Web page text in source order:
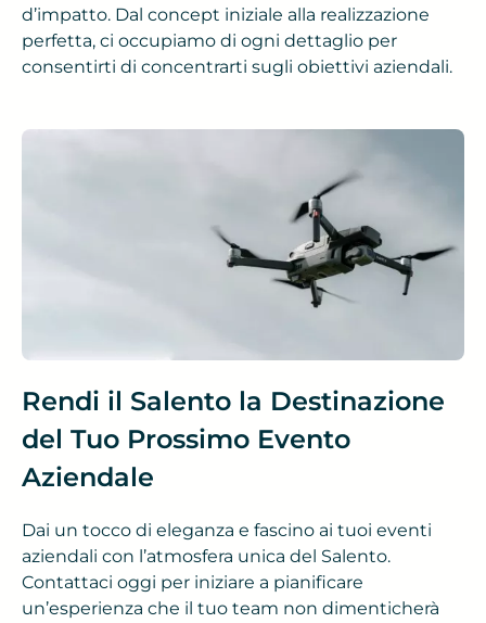
d’impatto. Dal concept iniziale alla realizzazione
perfetta, ci occupiamo di ogni dettaglio per
consentirti di concentrarti sugli obiettivi aziendali.
Rendi il Salento la Destinazione
del Tuo Prossimo Evento
Aziendale
Dai un tocco di eleganza e fascino ai tuoi eventi
aziendali con l’atmosfera unica del Salento.
Contattaci oggi per iniziare a pianificare
un’esperienza che il tuo team non dimenticherà